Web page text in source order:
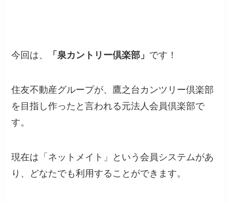
今回は、 「泉カントリー倶楽部」 です！
住友不動産グループが、鷹之台カンツリー倶楽部
を目指し作ったと言われる元法人会員倶楽部で
す。
現在は「ネットメイト」という会員システムがあ
り、どなたでも利用することができます。